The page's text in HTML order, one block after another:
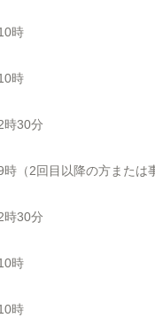
時
時
30分
（2回目以降の方または
30分
時
時